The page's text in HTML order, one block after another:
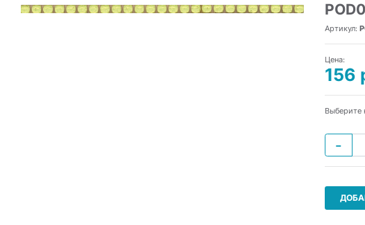
Артикул:
Цена:
156
Выберите
−